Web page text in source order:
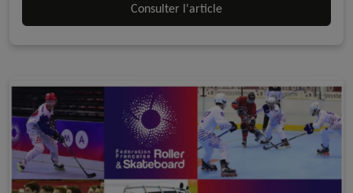
Consulter l'article